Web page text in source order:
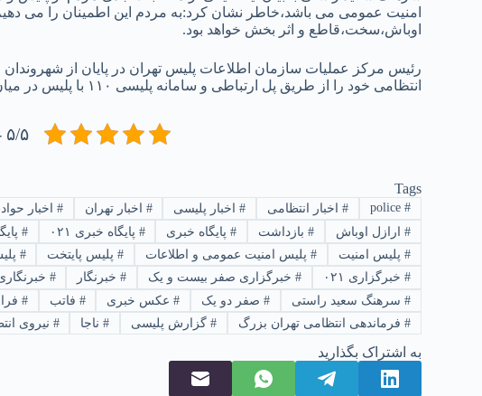
امنیت عمومی می باشد،خاطر نشان کرد:به مردم این اطمینان را می
اوباش،سخت،قاطع و اثر بخش خواهد بود.
رئیس مرکز عملیات سازمان اطلاعات پلیس تهران در پایان از
انتظامی خود را از طریق پل ارتباطی و سامانه پلیسی ۱۱۰ با پلیس در میان بگذارند.
۵/۵ - (۲ امتیاز)
Tags
#
police
#اخبار انتظامی #اخبار پلیسی # اخبار تهران # اخبار
# ارازل اوباش #بازداشت #پایگاه خبری # پایگاه خبری ۰۲۱ #
# پلیس امنیت #پلیس امنیت عمومی و اطلاعات #پلیس پایتخت #
# خبرگزاری ۰۲۱ #خبرگزاری صفر بیست و یک #خبرنگار #
# سرهنگ سعید راستی #صفر دو یک #عکس خبری # فاتب #
# فرماندهی انتظامی تهران بزرگ #گزارش پلیسی #ناجا # نیروی
به اشتراک بگذارید